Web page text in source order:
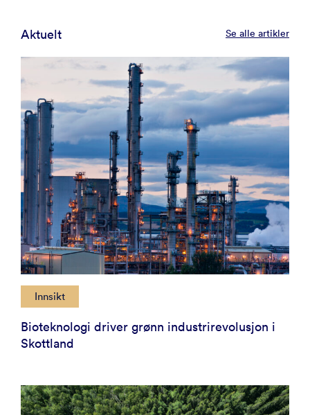
Aktuelt Se alle artikler
Innsikt
Bioteknologi driver grønn industrirevolusjon i
Skottland